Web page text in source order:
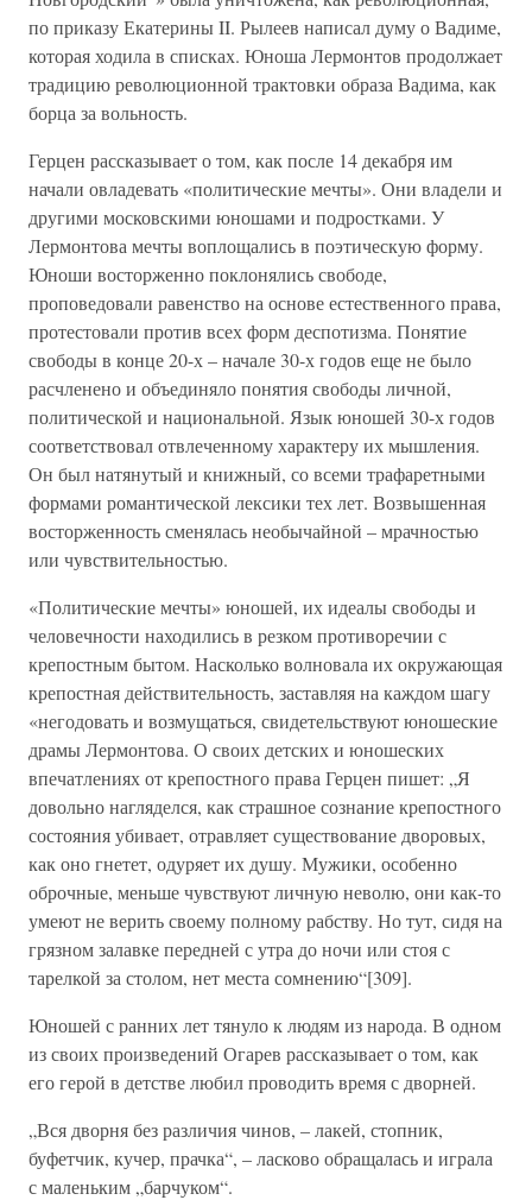
по приказу Екатерины II. Рылеев написал думу о Вадиме,
которая ходила в списках. Юноша Лермонтов продолжает
традицию революционной трактовки образа Вадима, как
борца за вольность.
Герцен рассказывает о том, как после 14 декабря им
начали овладевать «политические мечты». Они владели и
другими московскими юношами и подростками. У
Лермонтова мечты воплощались в поэтическую форму.
Юноши восторженно поклонялись свободе,
проповедовали равенство на основе естественного права,
протестовали против всех форм деспотизма. Понятие
свободы в конце 20-х – начале 30-х годов еще не было
расчленено и объединяло понятия свободы личной,
политической и национальной. Язык юношей 30-х годов
соответствовал отвлеченному характеру их мышления.
Он был натянутый и книжный, со всеми трафаретными
формами романтической лексики тех лет. Возвышенная
восторженность сменялась необычайной – мрачностью
или чувствительностью.
«Политические мечты» юношей, их идеалы свободы и
человечности находились в резком противоречии с
крепостным бытом. Насколько волновала их окружающая
крепостная действительность, заставляя на каждом шагу
«негодовать и возмущаться, свидетельствуют юношеские
драмы Лермонтова. О своих детских и юношеских
впечатлениях от крепостного права Герцен пишет: „Я
довольно нагляделся, как страшное сознание крепостного
состояния убивает, отравляет существование дворовых,
как оно гнетет, одуряет их душу. Мужики, особенно
оброчные, меньше чувствуют личную неволю, они как-то
умеют не верить своему полному рабству. Но тут, сидя на
грязном залавке передней с утра до ночи или стоя с
тарелкой за столом, нет места сомнению“[309].
Юношей с ранних лет тянуло к людям из народа. В одном
из своих произведений Огарев рассказывает о том, как
его герой в детстве любил проводить время с дворней.
„Вся дворня без различия чинов, – лакей, стопник,
буфетчик, кучер, прачка“, – ласково обращалась и играла
с маленьким „барчуком“.